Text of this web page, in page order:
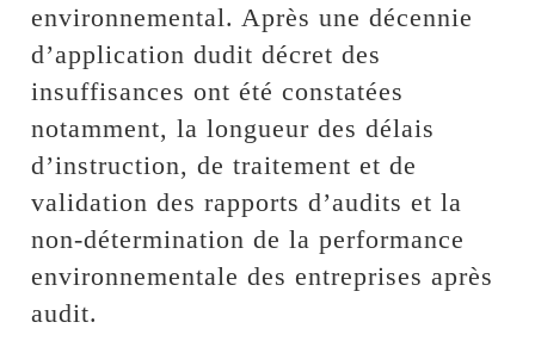
environnemental. Après une décennie
d’application dudit décret des
insuffisances ont été constatées
notamment, la longueur des délais
d’instruction, de traitement et de
validation des rapports d’audits et la
non-détermination de la performance
environnementale des entreprises après
audit.